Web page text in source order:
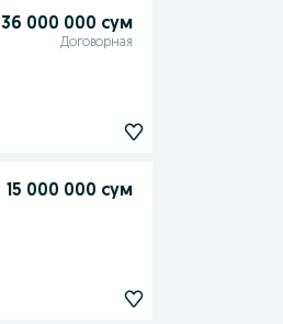
36 000 000 сум
Договорная
15 000 000 сум